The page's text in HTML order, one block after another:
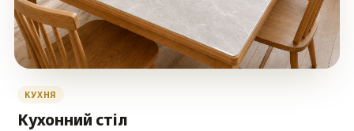
КУХНЯ
Кухонний стіл